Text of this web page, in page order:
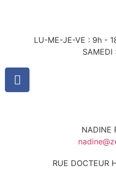
LU-ME-JE-VE : 9h -
NADINE
RUE DOCTEUR